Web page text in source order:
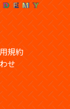
規約
せ